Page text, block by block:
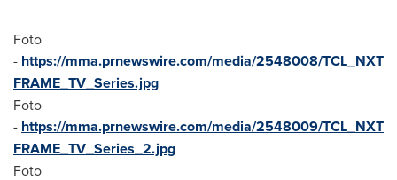
Foto
- https://mma.prnewswire.com/media/2548008/TCL_NXT
FRAME_TV_Series.jpg
Foto
- https://mma.prnewswire.com/media/2548009/TCL_NXT
FRAME_TV_Series_2.jpg
Foto